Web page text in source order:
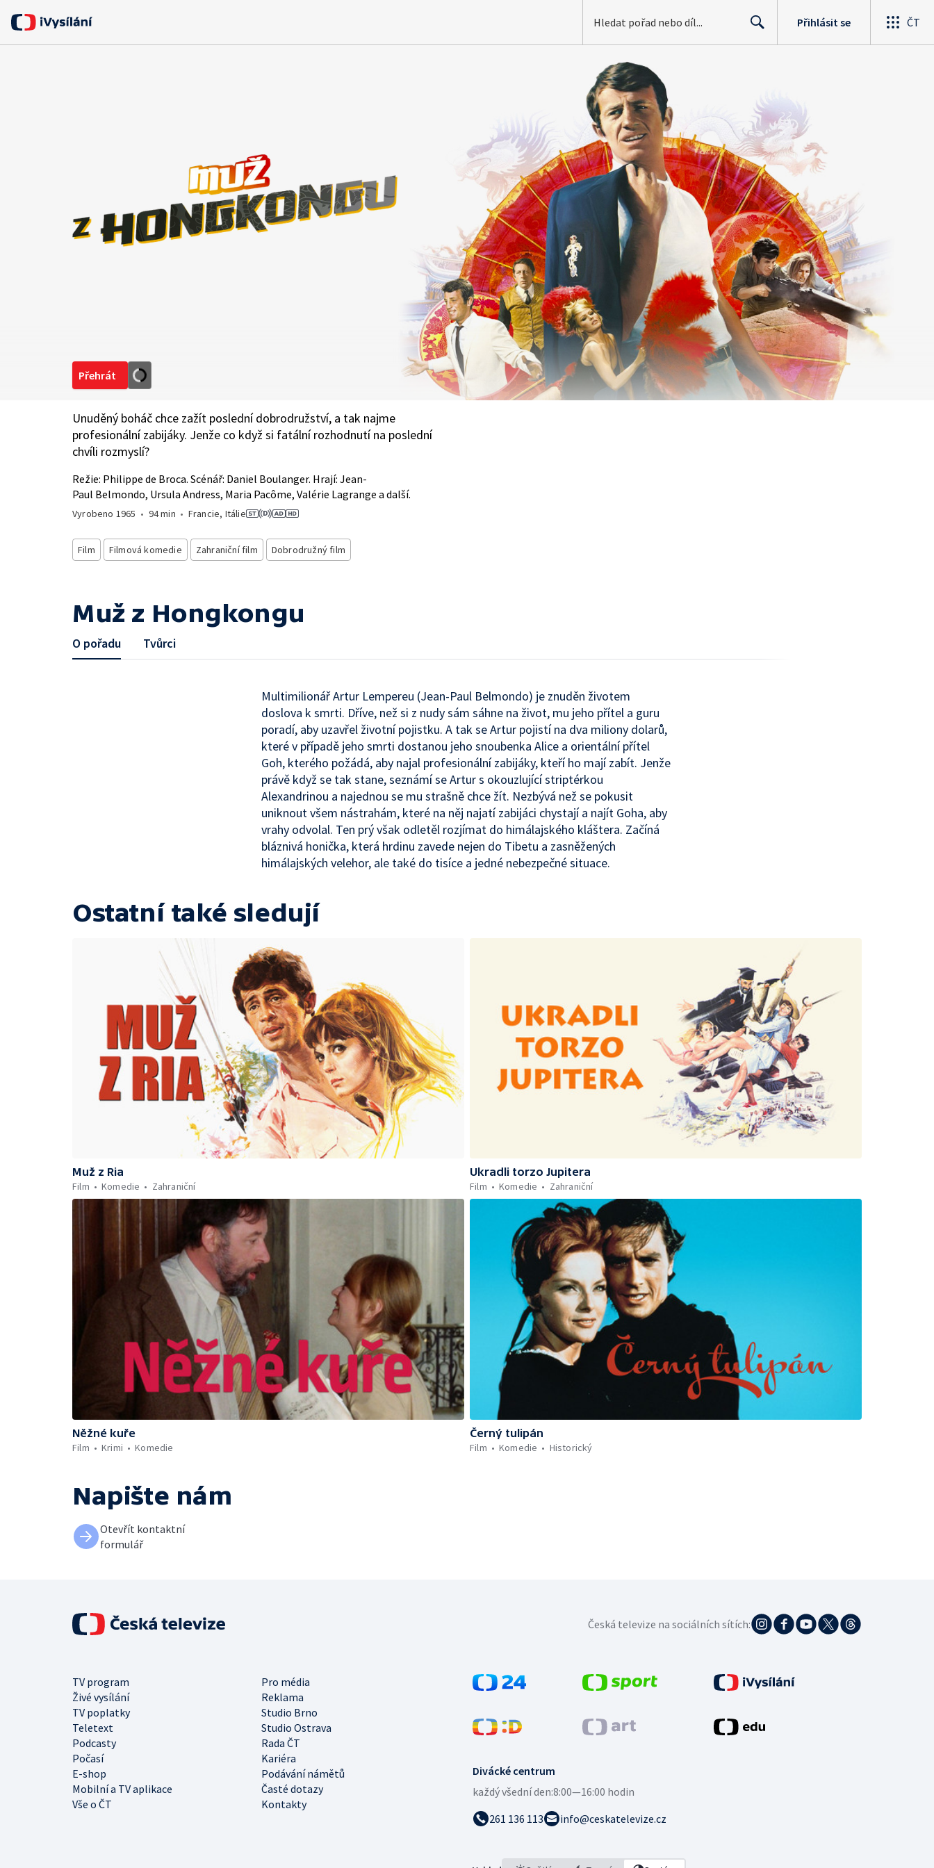
Přihlásit se ČT
Přehrát
Unuděný boháč chce zažít poslední dobrodružství, a tak najme
profesionální zabijáky. Jenže co když si fatální rozhodnutí na poslední
chvíli rozmyslí?
Režie: Philippe de Broca. Scénář: Daniel Boulanger. Hrají: Jean-
Paul Belmondo, Ursula Andress, Maria Pacôme, Valérie Lagrange a další.
Vyrobeno 1965 • 94 min • Francie, Itálie
Film Filmová komedie Zahraniční film Dobrodružný film
Muž z Hongkongu
O pořadu Tvůrci
Multimilionář Artur Lempereu (Jean-Paul Belmondo) je znuděn životem
doslova k smrti. Dříve, než si z nudy sám sáhne na život, mu jeho přítel a guru
poradí, aby uzavřel životní pojistku. A tak se Artur pojistí na dva miliony dolarů,
které v případě jeho smrti dostanou jeho snoubenka Alice a orientální přítel
Goh, kterého požádá, aby najal profesionální zabijáky, kteří ho mají zabít. Jenže
právě když se tak stane, seznámí se Artur s okouzlující striptérkou
Alexandrinou a najednou se mu strašně chce žít. Nezbývá než se pokusit
uniknout všem nástrahám, které na něj najatí zabijáci chystají a najít Goha, aby
vrahy odvolal. Ten prý však odletěl rozjímat do himálajského kláštera. Začíná
bláznivá honička, která hrdinu zavede nejen do Tibetu a zasněžených
himálajských velehor, ale také do tisíce a jedné nebezpečné situace.
Ostatní také sledují
Muž z Ria
Film
Komedie Zahraniční
Ukradli torzo Jupitera
Film
Komedie Zahraniční
Něžné kuře
Film
Krimi Komedie
Černý tulipán
Film
Komedie Historický
Napište nám
Otevřít kontaktní
formulář
Divácké centrum
každý všední den:8:00—16:00 hodin
261 136 113
info@ceskatelevize.cz
TV program
Pro média
Živé vysílání
Reklama
TV poplatky
Studio Brno
Teletext
Studio Ostrava
Podcasty
Rada ČT
Počasí
Kariéra
E-shop
Podávání námětů
Mobilní a TV aplikace
Časté dotazy
Vše o ČT
Kontakty
Česká televize na sociálních sítích: